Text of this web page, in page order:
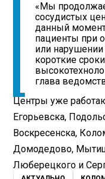
«Мы
сосудистых
данный
пациенты при
или
короткие
глава
Центры уже
Егорьевска,
Воскресенска,
Домодедово,
Люберецкого и